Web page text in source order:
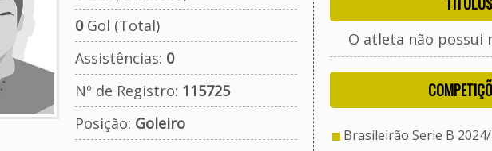
0Gol (Total)
Assistências: 0
Nº de Registro: 115725
Posição: Goleiro
O atleta não possui
Brasileirão Serie B